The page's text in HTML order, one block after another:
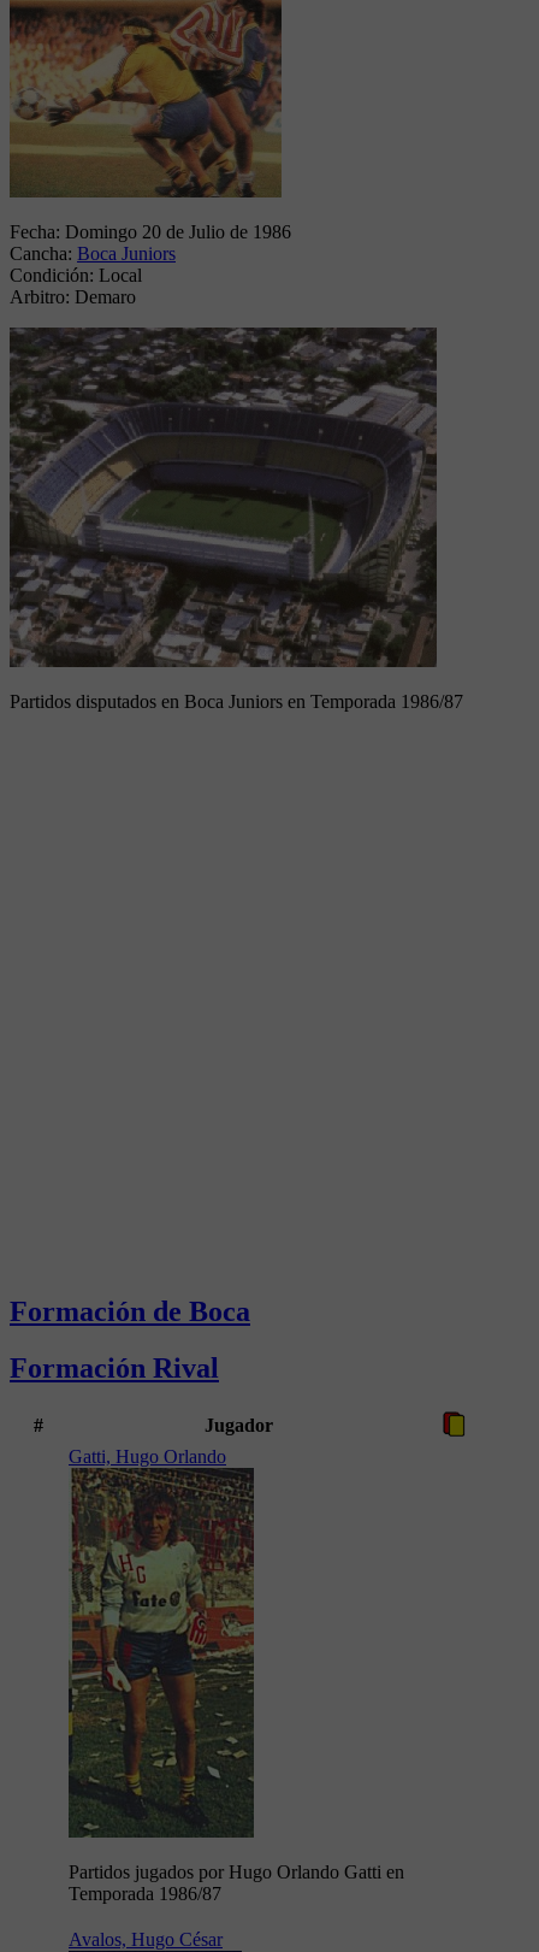
Fecha: Domingo 20 de Julio de 1986
Cancha: Boca Juniors
Condición: Local
Arbitro: Demaro
Partidos disputados en Boca Juniors en Temporada 1986/87
Formación de Boca
Formación Rival
#
Jugador
Gatti, Hugo Orlando
Partidos jugados por Hugo Orlando Gatti en
Temporada 1986/87
Avalos, Hugo César